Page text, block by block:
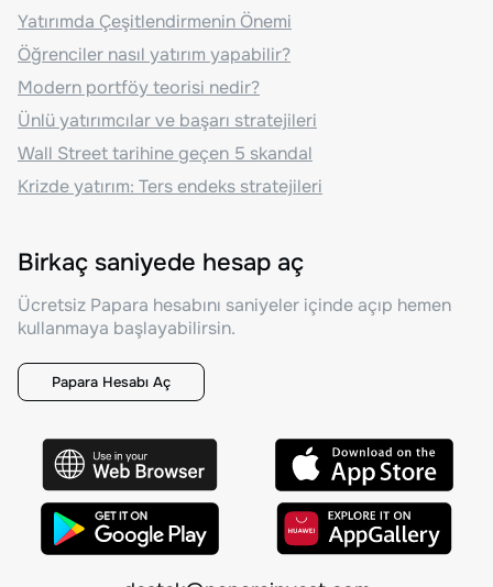
Yatırımda Çeşitlendirmenin Önemi
Öğrenciler nasıl yatırım yapabilir?
Modern portföy teorisi nedir?
Ünlü yatırımcılar ve başarı stratejileri
Wall Street tarihine geçen 5 skandal
Krizde yatırım: Ters endeks stratejileri
Birkaç saniyede hesap aç
Ücretsiz Papara hesabını saniyeler içinde açıp hemen
kullanmaya başlayabilirsin.
Papara Hesabı Aç